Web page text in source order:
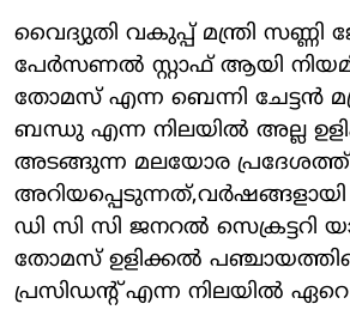
വൈദ്യുതി വകുപ്പ് മന്ത്രി സണ്ണി
പേർസണൽ സ്റ്റാഫ്‌ ആയി
തോമസ് എന്ന ബെന്നി ചേട്ടൻ
ബന്ധു എന്ന നിലയിൽ അല്ല
അടങ്ങുന്ന മലയോര പ്രദേശത്ത്
അറിയപ്പെടുന്നത്,വർഷങ്ങളായി
ഡി സി സി ജനറൽ സെക്രട്ടറി
തോമസ് ഉളിക്കൽ
പ്രസിഡന്റ്‌ എന്ന നിലയിൽ ഏറെ